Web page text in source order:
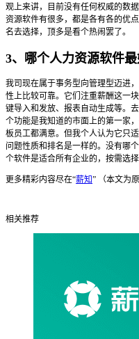
观上来讲，目前没有任何权威的数
资源软件有很多，都是各有各的优
名去选择，顶多是看个热闹罢了。
3、哪个人力资源软件最
我司现在属于事务型向管理型迈进
性上比较可靠。它们注重薪酬这一
键导入和发放、报表自动生成等。
个功能是我知道的市面上的第一家
板员工都满意。但我个人认为它只
问题性质和排名是一样的。没有哪
个软件是适合所有企业的，按需选
更多精彩内容尽在“薪知” （本文为
相关推荐